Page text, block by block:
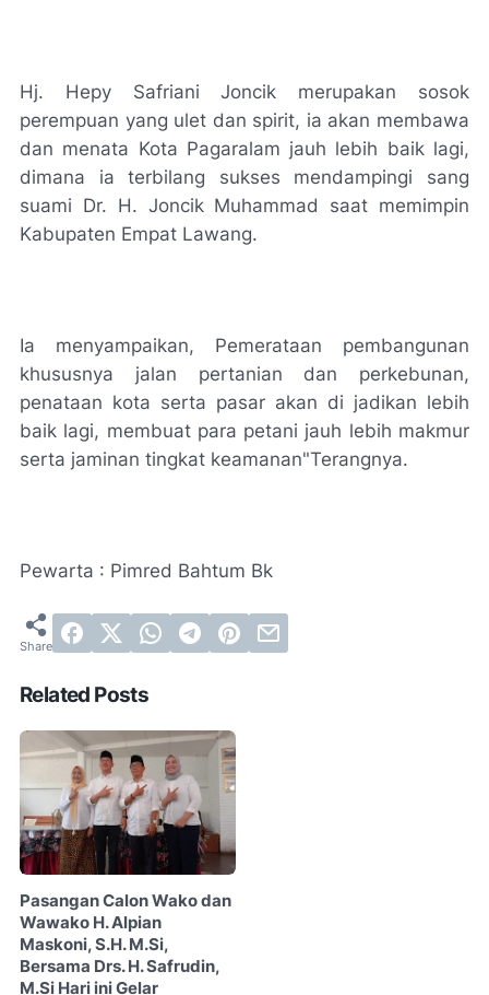
Hj. Hepy Safriani Joncik merupakan sosok
perempuan yang ulet dan spirit, ia akan membawa
dan menata Kota Pagaralam jauh lebih baik lagi,
dimana ia terbilang sukses mendampingi sang
suami Dr. H. Joncik Muhammad saat memimpin
Kabupaten Empat Lawang.
Ia menyampaikan, Pemerataan pembangunan
khususnya jalan pertanian dan perkebunan,
penataan kota serta pasar akan di jadikan lebih
baik lagi, membuat para petani jauh lebih makmur
serta jaminan tingkat keamanan"Terangnya.
Pewarta : Pimred Bahtum Bk
Related Posts
Pasangan Calon Wako dan
Wawako H. Alpian
Maskoni, S.H. M.Si,
Bersama Drs. H. Safrudin,
M.Si Hari ini Gelar